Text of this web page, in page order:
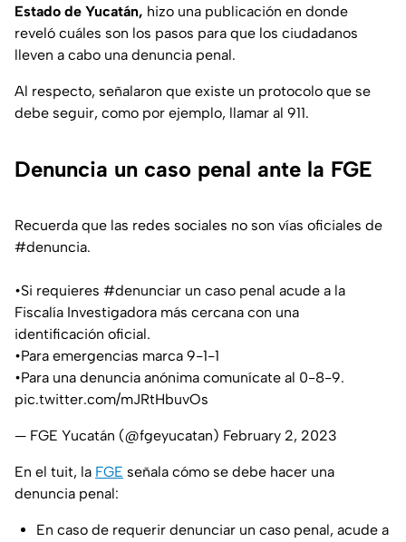
Estado de Yucatán, hizo una publicación en donde
reveló cuáles son los pasos para que los ciudadanos
lleven a cabo una denuncia penal.
Al respecto, señalaron que existe un protocolo que se
debe seguir, como por ejemplo, llamar al 911.
Denuncia un caso penal ante la FGE
Recuerda que las redes sociales no son vías oficiales de
#denuncia.
•Si requieres #denunciar un caso penal acude a la
Fiscalía Investigadora más cercana con una
identificación oficial.
•Para emergencias marca 9-1-1
•Para una denuncia anónima comunícate al 0-8-9.
pic.twitter.com/mJRtHbuvOs
— FGE Yucatán (@fgeyucatan) February 2, 2023
En el tuit, la FGE señala cómo se debe hacer una
denuncia penal:
En caso de requerir denunciar un caso penal, acude a